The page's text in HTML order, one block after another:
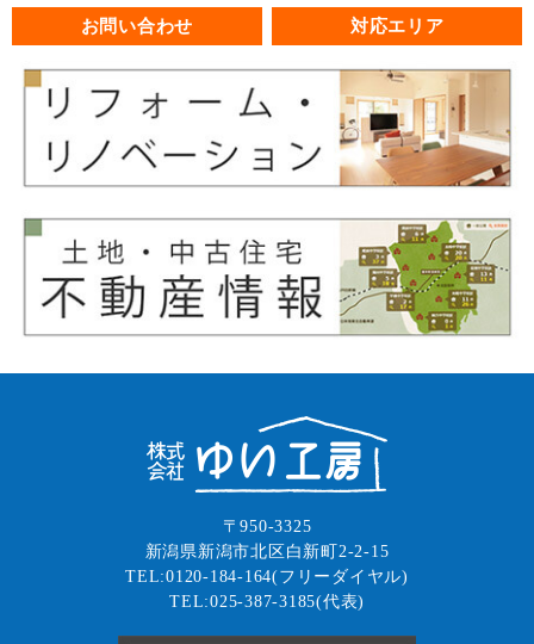
お問い合わせ 対応エリア
〒950-3325
新潟県新潟市北区白新町2-2-15
TEL:0120-184-164(フリーダイヤル)
TEL:025-387-3185(代表)